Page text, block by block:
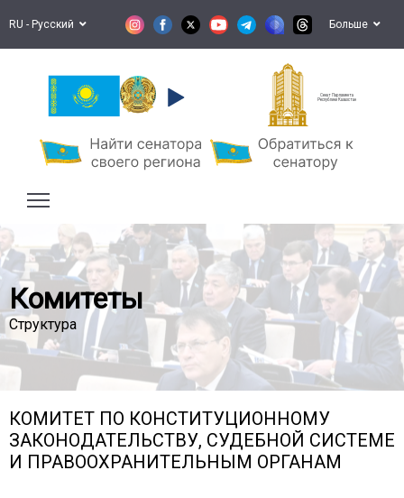
RU - Русский Больше
Сенат Парламента
Республики Казахстан
Комитеты
Структура
КОМИТЕТ ПО КОНСТИТУЦИОННОМУ
ЗАКОНОДАТЕЛЬСТВУ, СУДЕБНОЙ СИСТЕМЕ
И ПРАВООХРАНИТЕЛЬНЫМ ОРГАНАМ